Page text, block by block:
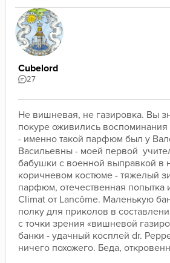
Cubelord
27
Не вишневая, не газировка. Вы
покуре оживились
- именно такой парфюм был у
Васильевны - моей первой
бабушки с военной выправкой в
коричневом костюме - тяжелый
парфюм, отечественная попытка
Climat от Lancôme. Маленькую
полку для приколов в
с точки зрения «вишневой
банки - удачный косплей dr.
ничего похожего. Беда,